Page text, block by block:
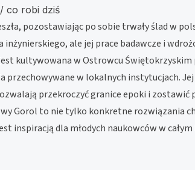
co robi dziś
pozostawiając po sobie trwały ślad w
inżynierskiego, ale jej prace badawcze i
kultywowana w Ostrowcu
przechowywane w lokalnych instytucjach.
przekroczyć granice epoki i zostawić
Gorol to nie tylko konkretne rozwiązania
inspiracją dla młodych naukowców w całym